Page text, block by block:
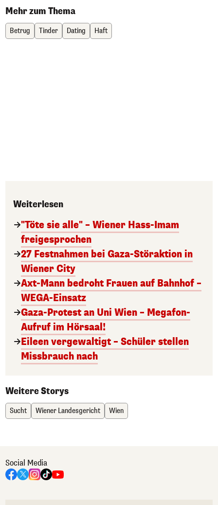
Mehr zum Thema
Betrug Tinder Dating Haft
Weiterlesen
"Töte sie alle" – Wiener Hass-Imam
freigesprochen
27 Festnahmen bei Gaza-Störaktion in
Wiener City
Axt-Mann bedroht Frauen auf Bahnhof –
WEGA-Einsatz
Gaza-Protest an Uni Wien – Megafon-
Aufruf im Hörsaal!
Eileen vergewaltigt – Schüler stellen
Missbrauch nach
Weitere Storys
Sucht Wiener Landesgericht Wien
Social Media